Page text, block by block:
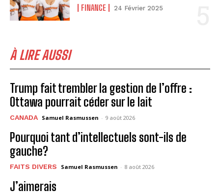
FINANCE 24 Février 2025
À LIRE AUSSI
Trump fait trembler la gestion de l’offre :
Ottawa pourrait céder sur le lait
CANADA Samuel Rasmussen - 9 août 2026
Pourquoi tant d’intellectuels sont-ils de
gauche?
FAITS DIVERS Samuel Rasmussen - 8 août 2026
J’aimerais